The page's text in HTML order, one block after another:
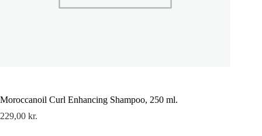
Moroccanoil Curl Enhancing Shampoo, 250 ml.
229,00 kr.